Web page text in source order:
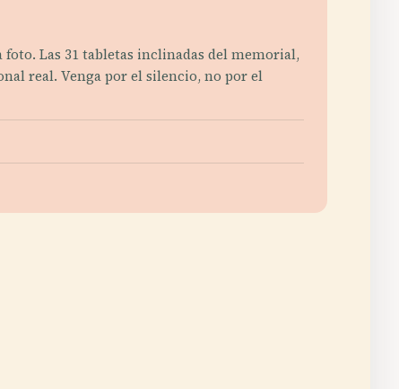
Las 31 tabletas inclinadas del memorial,
real. Venga por el silencio, no por el